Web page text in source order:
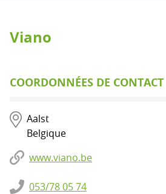
Viano
COORDONNÉES DE CONTACT
Aalst
Belgique
www.viano.be
053/78 05 74